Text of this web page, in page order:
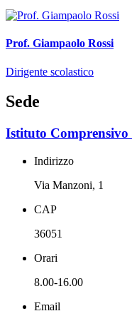
Prof. Giampaolo Rossi
Dirigente scolastico
Sede
Istituto Comprensivo
Indirizzo
Via Manzoni, 1
CAP
36051
Orari
8.00-16.00
Email